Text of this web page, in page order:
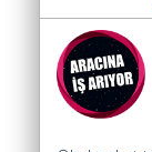
Sınır
Değer
Hesaplama
Akaryakıt